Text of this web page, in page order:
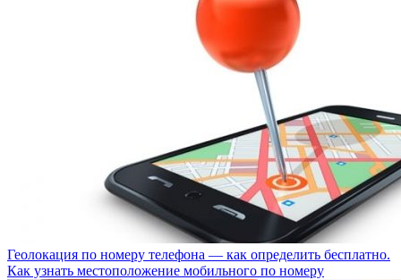
Геолокация по номеру телефона — как определить бесплатно.
Как узнать местоположение мобильного по номеру